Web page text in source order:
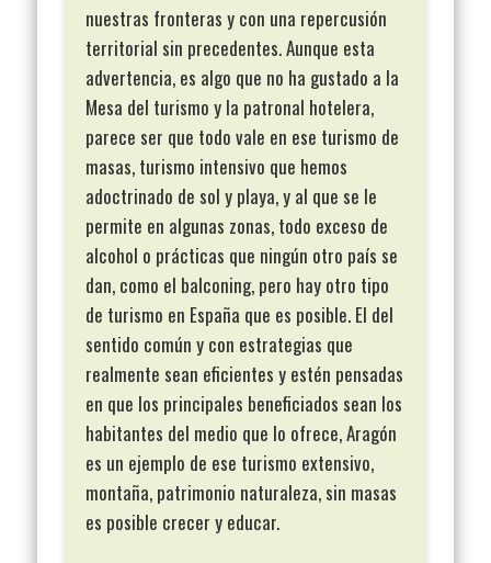
nuestras fronteras y con una repercusión
territorial sin precedentes. Aunque esta
advertencia, es algo que no ha gustado a la
Mesa del turismo y la patronal hotelera,
parece ser que todo vale en ese turismo de
masas, turismo intensivo que hemos
adoctrinado de sol y playa, y al que se le
permite en algunas zonas, todo exceso de
alcohol o prácticas que ningún otro país se
dan, como el balconing, pero hay otro tipo
de turismo en España que es posible. El del
sentido común y con estrategias que
realmente sean eficientes y estén pensadas
en que los principales beneficiados sean los
habitantes del medio que lo ofrece, Aragón
es un ejemplo de ese turismo extensivo,
montaña, patrimonio naturaleza, sin masas
es posible crecer y educar.